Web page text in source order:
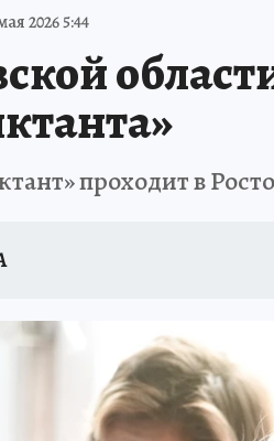
РОССИЯ
2026 5:44
проходит в